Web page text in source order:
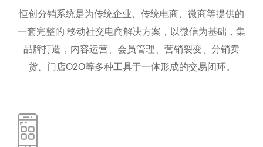
恒创分销系统是为传统企业、传统电商、微商等提供的
一套完整的 移动社交电商解决方案，以微信为基础，集
品牌打造，内容运营、会员管理、营销裂变、分销卖
货、门店O2O等多种工具于一体形成的交易闭环。